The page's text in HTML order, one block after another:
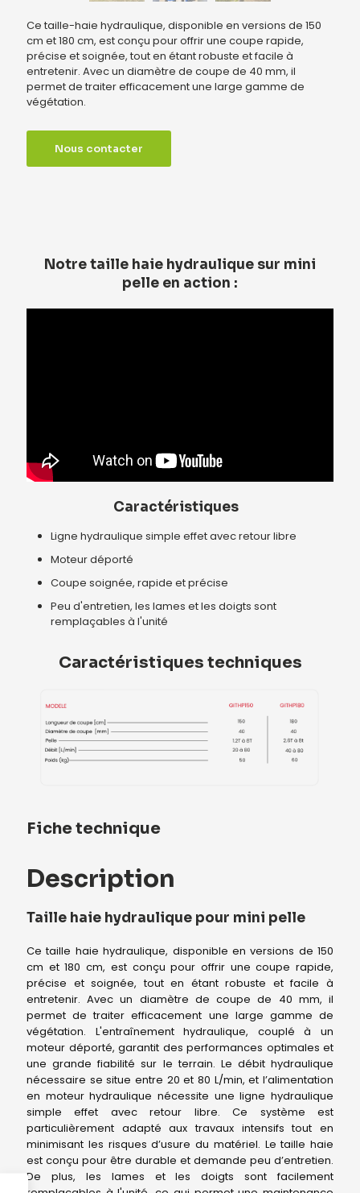
Ce taille-haie hydraulique, disponible en versions de 150
cm et 180 cm, est conçu pour offrir une coupe rapide,
précise et soignée, tout en étant robuste et facile à
entretenir. Avec un diamètre de coupe de 40 mm, il
permet de traiter efficacement une large gamme de
végétation.
Nous contacter
Notre taille haie hydraulique sur mini
pelle en action :
Caractéristiques
Ligne hydraulique simple effet avec retour libre
Moteur déporté
Coupe soignée, rapide et précise
Peu d'entretien, les lames et les doigts sont
remplaçables à l'unité
Caractéristiques techniques
Fiche technique
Description
Taille haie hydraulique pour mini pelle
Ce taille haie hydraulique, disponible en versions de 150
cm et 180 cm, est conçu pour offrir une coupe rapide,
précise et soignée, tout en étant robuste et facile à
entretenir. Avec un diamètre de coupe de 40 mm, il
permet de traiter efficacement une large gamme de
végétation. L'entraînement hydraulique, couplé à un
moteur déporté, garantit des performances optimales et
une grande fiabilité sur le terrain. Le débit hydraulique
nécessaire se situe entre 20 et 80 L/min, et l’alimentation
en moteur hydraulique nécessite une ligne hydraulique
simple effet avec retour libre. Ce système est
particulièrement adapté aux travaux intensifs tout en
minimisant les risques d’usure du matériel. Le taille haie
est conçu pour être durable et demande peu d’entretien.
De plus, les lames et les doigts sont facilement